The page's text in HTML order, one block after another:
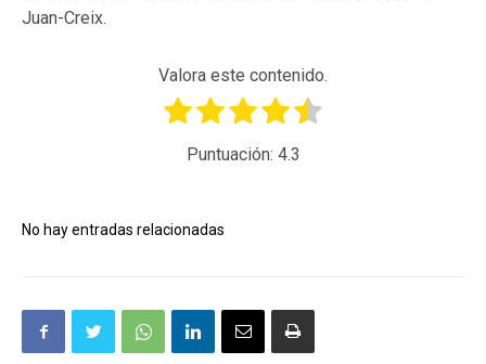
Juan-Creix.
Valora este contenido.
Puntuación: 4.3
No hay entradas relacionadas